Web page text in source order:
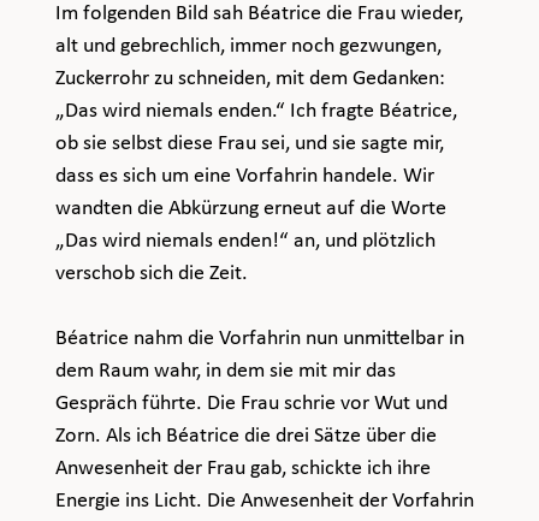
Im folgenden Bild sah Béatrice die Frau wieder,
alt und gebrechlich, immer noch gezwungen,
Zuckerrohr zu schneiden, mit dem Gedanken:
„Das wird niemals enden.“ Ich fragte Béatrice,
ob sie selbst diese Frau sei, und sie sagte mir,
dass es sich um eine Vorfahrin handele. Wir
wandten die Abkürzung erneut auf die Worte
„Das wird niemals enden!“ an, und plötzlich
verschob sich die Zeit.
Béatrice nahm die Vorfahrin nun unmittelbar in
dem Raum wahr, in dem sie mit mir das
Gespräch führte. Die Frau schrie vor Wut und
Zorn. Als ich Béatrice die drei Sätze über die
Anwesenheit der Frau gab, schickte ich ihre
Energie ins Licht. Die Anwesenheit der Vorfahrin